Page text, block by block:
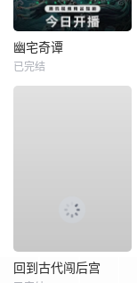
幽宅奇谭
已完结
回到古代闯后宫